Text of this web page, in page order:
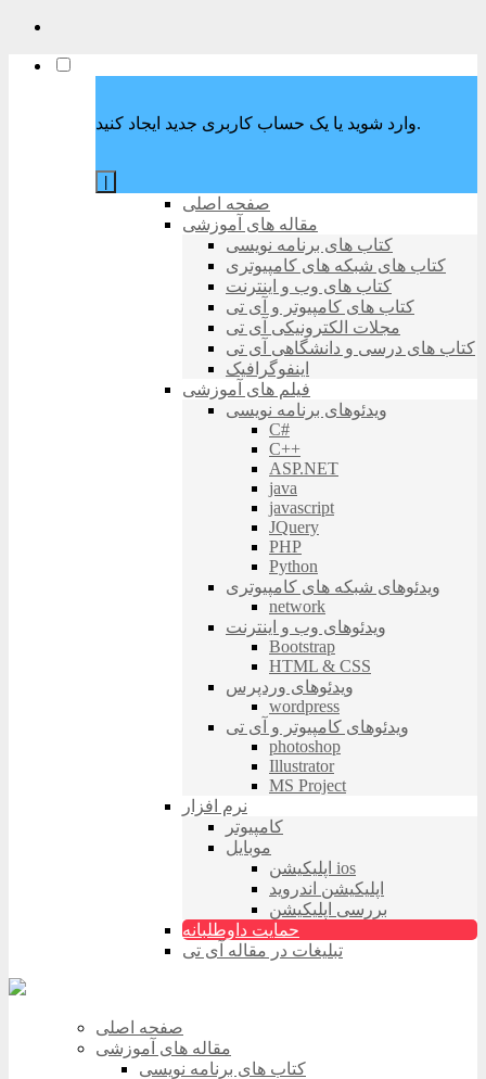
وارد شوید یا یک حساب کاربری جدید ایجاد کنید.
صفحه اصلی
مقاله های آموزشی
کتاب های برنامه نویسی
کتاب های شبکه های کامپیوتری
کتاب های وب و اینترنت
کتاب های کامپیوتر و آی تی
مجلات الکترونیکی آی تی
کتاب های درسی و دانشگاهی آی تی
اینفوگرافیک
فیلم های آموزشی
ویدئوهای برنامه نویسی
C#
C++
ASP.NET
java
javascript
JQuery
PHP
Python
ویدئوهای شبکه های کامپیوتری
network
ویدئوهای وب و اینترنت
Bootstrap
HTML & CSS
ویدئوهای وردپرس
wordpress
ویدئوهای کامپیوتر و آی تی
photoshop
Illustrator
MS Project
نرم افزار
کامپیوتر
موبایل
اپلیکیشن ios
اپلیکیشن اندروید
بررسی اپلیکیشن
حمایت داوطلبانه
تبلیغات در مقاله آی تی
صفحه اصلی
مقاله های آموزشی
کتاب های برنامه نویسی